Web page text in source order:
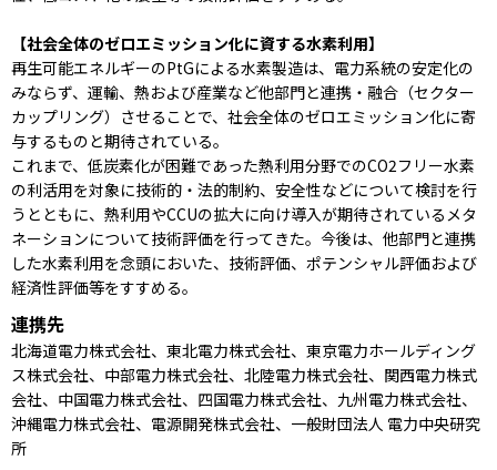
【社会全体のゼロエミッション化に資する水素利用】
再生可能エネルギーのPtGによる水素製造は、電力系統の安定化の
みならず、運輸、熱および産業など他部門と連携・融合（セクター
カップリング）させることで、社会全体のゼロエミッション化に寄
与するものと期待されている。
これまで、低炭素化が困難であった熱利用分野でのCO2フリー水素
の利活用を対象に技術的・法的制約、安全性などについて検討を行
うとともに、熱利用やCCUの拡大に向け導入が期待されているメタ
ネーションについて技術評価を行ってきた。今後は、他部門と連携
した水素利用を念頭においた、技術評価、ポテンシャル評価および
経済性評価等をすすめる。
連携先
北海道電力株式会社、東北電力株式会社、東京電力ホールディング
ス株式会社、中部電力株式会社、北陸電力株式会社、関西電力株式
会社、中国電力株式会社、四国電力株式会社、九州電力株式会社、
沖縄電力株式会社、電源開発株式会社、一般財団法人 電力中央研究
所